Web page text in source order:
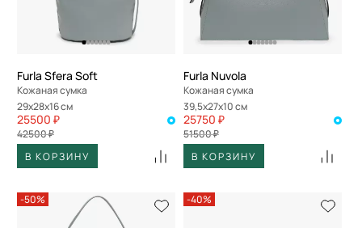
Furla Sfera Soft
Кожаная сумка
29x28x16 см
25500 ₽
42500 ₽
В КОРЗИНУ
Furla Nuvola
Кожаная сумка
39,5x27x10 см
25750 ₽
51500 ₽
В КОРЗИНУ
-50% -40%